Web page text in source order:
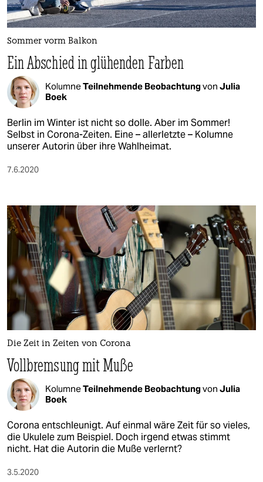
nord
wahrheit
verlag
verlag
veranstaltungen
shop
fragen & hilfe
abo
genossenschaft
epaper login
Sommer vorm Balkon
Ein Abschied in glühenden Farben
KolumneTeilnehmende Beobachtungvon Julia
Boek
Berlin im Winter ist nicht so dolle. Aber im Sommer!
Selbst in Corona-Zeiten. Eine – allerletzte – Kolumne
unserer Autorin über ihre Wahlheimat.
7.6.2020
Die Zeit in Zeiten von Corona
Vollbremsung mit Muße
KolumneTeilnehmende Beobachtungvon Julia
Boek
Corona entschleunigt. Auf einmal wäre Zeit für so vieles,
die Ukulele zum Beispiel. Doch irgend etwas stimmt
nicht. Hat die Autorin die Muße verlernt?
3.5.2020